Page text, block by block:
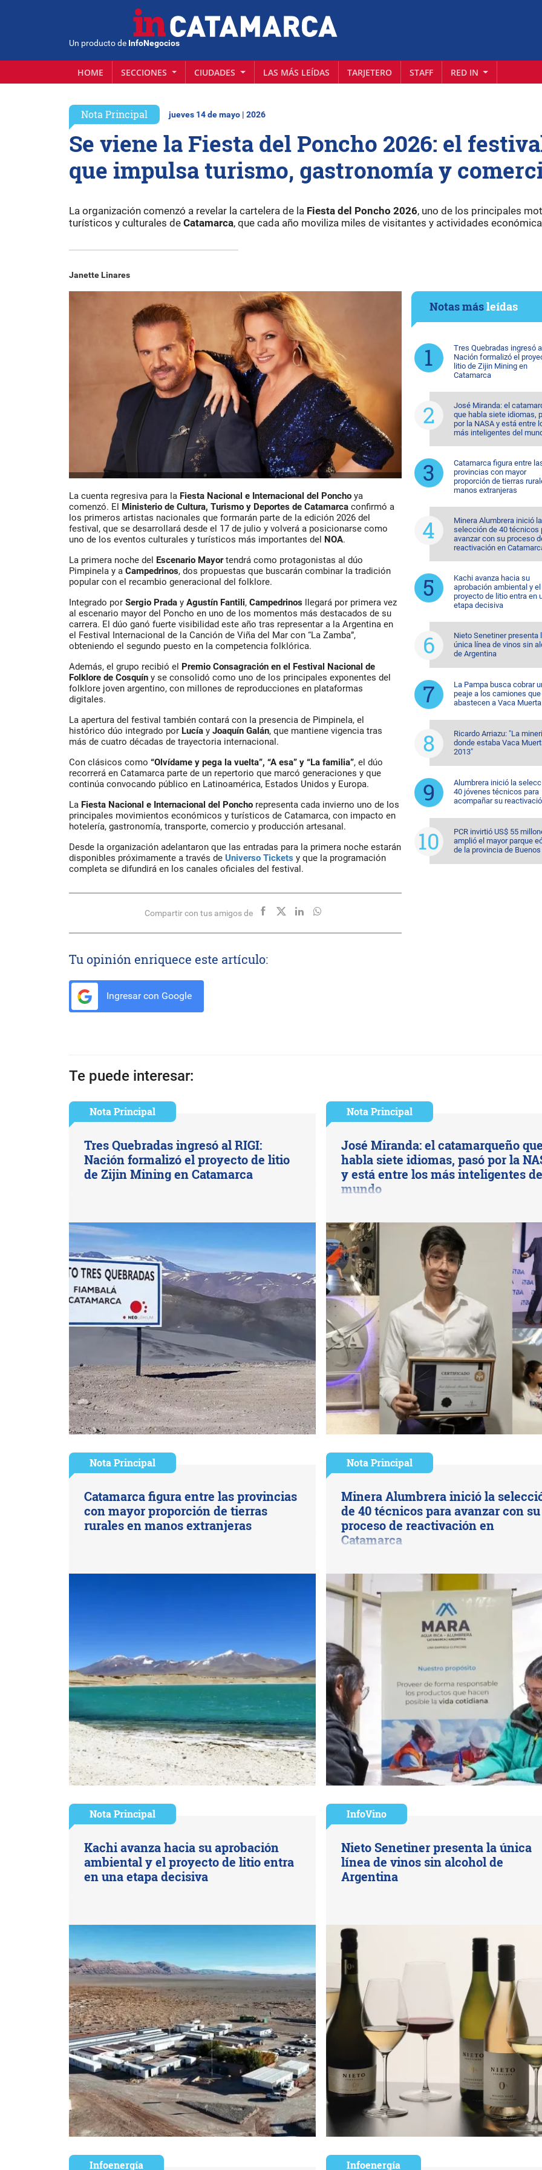
Un producto de InfoNegocios
HOME SECCIONES CIUDADES LAS MÁS LEÍDAS TARJETERO STAFF RED IN
Nota Principal jueves 14 de mayo | 2026
Se viene la Fiesta del Poncho 2026: el
que impulsa turismo, gastronomía y
La organización comenzó a revelar la cartelera de la Fiesta del Poncho 2026, uno de los principales
turísticos y culturales de Catamarca, que cada año moviliza miles de visitantes y actividades
Janette Linares
La cuenta regresiva para la Fiesta Nacional e Internacional del Poncho ya
comenzó. El
Ministerio de Cultura, Turismo y Deportes de Catamarca confirmó a
los primeros artistas nacionales que formarán parte de la edición 2026 del
festival, que se desarrollará desde el 17 de julio y volverá a posicionarse como
uno de los eventos culturales y turísticos más importantes del
NOA.
La primera noche del
Escenario Mayortendrá como protagonistas al dúo
Pimpinela y a Campedrinos, dos propuestas que buscarán combinar la tradición
popular con el recambio generacional del folklore.
Integrado por Sergio Prada y Agustín Fantili, Campedrinos
llegará por primera vez
al escenario mayor del Poncho en uno de los momentos más destacados de su
carrera. El dúo ganó fuerte visibilidad este año tras representar a la Argentina en
el Festival Internacional de la Canción de Viña del Mar con “La Zamba”,
obteniendo el segundo puesto en la competencia folklórica.
Además, el grupo recibió el
Premio Consagración en el Festival Nacional de
Folklore de Cosquín y se consolidó como uno de los principales exponentes del
folklore joven argentino, con millones de reproducciones en plataformas
digitales.
La apertura del festival también contará con la presencia de Pimpinela, el
histórico dúo integrado por Lucía y Joaquín Galán, que mantiene vigencia tras
más de cuatro décadas de trayectoria internacional.
Con clásicos como “Olvídame y pega la vuelta”, “A esa” y “La familia”, el dúo
recorrerá en Catamarca parte de un repertorio que marcó generaciones y que
continúa convocando público en Latinoamérica, Estados Unidos y Europa.
La Fiesta Nacional e Internacional del Poncho representa cada invierno uno de los
principales movimientos económicos y turísticos de Catamarca, con impacto en
hotelería, gastronomía, transporte, comercio y producción artesanal.
Desde la organización adelantaron que las entradas para la primera noche estarán
disponibles próximamente a través de Universo Tickets y que la programación
completa se difundirá en los canales oficiales del festival.
Compartir con tus amigos de
Tu opinión enriquece este artículo:
Ingresar con Google
Notas másleídas
Tres Quebradas ingresó
Nación formalizó el
litio de Zijin Mining en
Catamarca
José Miranda: el
que habla siete idiomas,
por la NASA y está entre
más inteligentes del
Catamarca figura entre
provincias con mayor
proporción de tierras
manos extranjeras
Minera Alumbrera inició la
selección de 40 técnicos
avanzar con su proceso
reactivación en
Kachi avanza hacia su
aprobación ambiental y el
proyecto de litio entra en
etapa decisiva
Nieto Senetiner presenta
única línea de vinos sin
de Argentina
La Pampa busca cobrar
peaje a los camiones que
abastecen a Vaca Muerta
Ricardo Arriazu: "La
donde estaba Vaca
2013"
Alumbrera inició la
40 jóvenes técnicos para
acompañar su
PCR invirtió US$ 55
amplió el mayor parque
de la provincia de
Te puede interesar:
Nota Principal
Tres Quebradas ingresó al RIGI:
Nación formalizó el proyecto de litio
de Zijin Mining en Catamarca
Nota Principal
José Miranda: el catamarqueño
habla siete idiomas, pasó por la
y está entre los más inteligentes
mundo
Nota Principal
Catamarca figura entre las provincias
con mayor proporción de tierras
rurales en manos extranjeras
Nota Principal
Minera Alumbrera inició la
de 40 técnicos para avanzar con su
proceso de reactivación en
Catamarca
Nota Principal
Kachi avanza hacia su aprobación
ambiental y el proyecto de litio entra
en una etapa decisiva
InfoVino
Nieto Senetiner presenta la única
línea de vinos sin alcohol de
Argentina
Infoenergía Infoenergía